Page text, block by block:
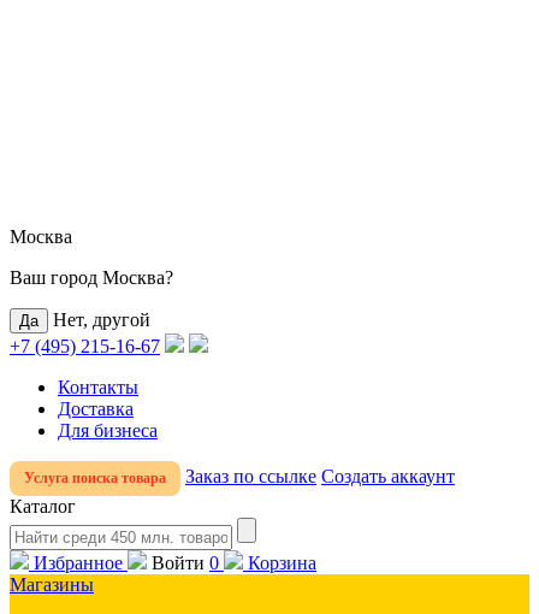
Москва
Ваш город Москва?
Нет, другой
+7 (495) 215-16-67
Контакты
Доставка
Для бизнеса
Услуга поиска товара Заказ по ссылке Создать аккаунт
Каталог
Избранное Войти 0
Корзина
Магазины